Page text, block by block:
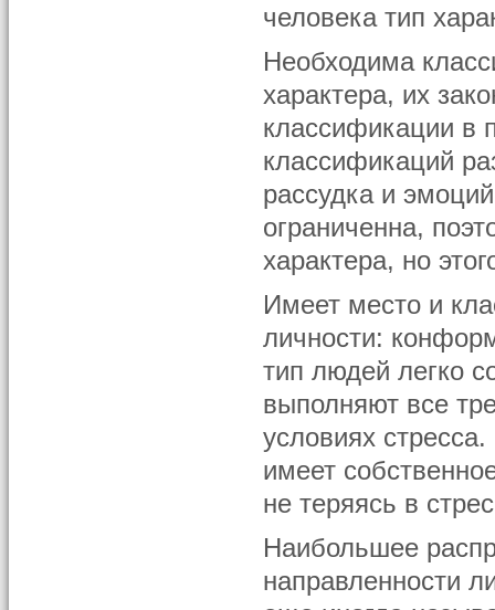
человека тип
Необходима
характера, их
классификации в
классификаций
рассудка и
ограниченна,
характера, но
Имеет место и
личности:
тип людей легко
выполняют все
условиях
имеет
не теряясь в
Наибольшее
направленности